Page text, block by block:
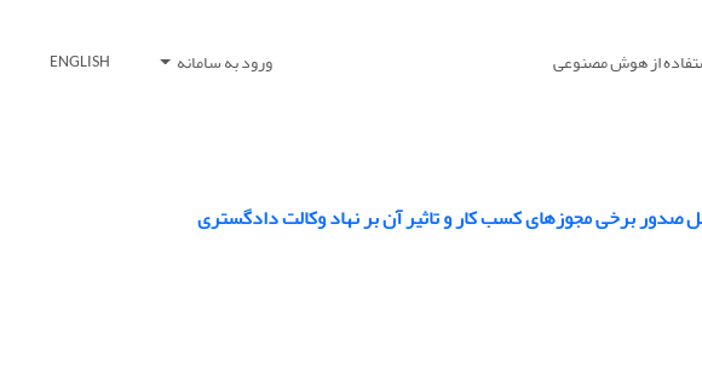
از هوش مصنوعی ورود به سامانه ENGLISH
صدور برخی مجوزهای کسب کار و تاثیر آن بر نهاد وکالت دادگستری